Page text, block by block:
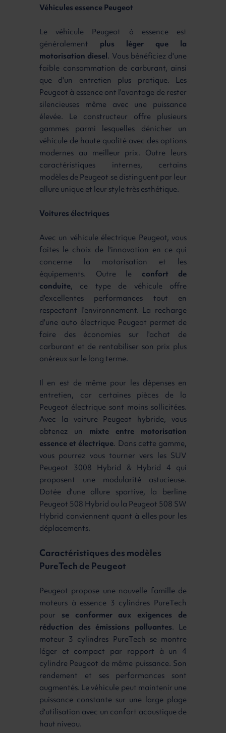
Véhicules essence Peugeot
Le véhicule Peugeot à essence est
généralement plus léger que la
motorisation diesel. Vous bénéficiez d'une
faible consommation de carburant, ainsi
que d'un entretien plus pratique. Les
Peugeot à essence ont l'avantage de rester
silencieuses même avec une puissance
élevée. Le constructeur offre plusieurs
gammes parmi lesquelles dénicher un
véhicule de haute qualité avec des options
modernes au meilleur prix. Outre leurs
caractéristiques internes, certains
modèles de Peugeot se distinguent par leur
allure unique et leur style très esthétique.
Voitures électriques
Avec un véhicule électrique Peugeot, vous
faites le choix de l'innovation en ce qui
concerne la motorisation et les
équipements. Outre le confort de
conduite, ce type de véhicule offre
d'excellentes performances tout en
respectant l'environnement. La recharge
d'une auto électrique Peugeot permet de
faire des économies sur l'achat de
carburant et de rentabiliser son prix plus
onéreux sur le long terme.
Il en est de même pour les dépenses en
entretien, car certaines pièces de la
Peugeot électrique sont moins sollicitées.
Avec la voiture Peugeot hybride, vous
obtenez un mixte entre motorisation
essence et électrique. Dans cette gamme,
vous pourrez vous tourner vers les SUV
Peugeot 3008 Hybrid & Hybrid 4 qui
proposent une modularité astucieuse.
Dotée d'une allure sportive, la berline
Peugeot 508 Hybrid ou la Peugeot 508 SW
Hybrid conviennent quant à elles pour les
déplacements.
Caractéristiques des modèles
PureTech de Peugeot
Peugeot propose une nouvelle famille de
moteurs à essence 3 cylindres PureTech
pour se conformer aux exigences de
réduction des émissions polluantes. Le
moteur 3 cylindres PureTech se montre
léger et compact par rapport à un 4
cylindre Peugeot de même puissance. Son
rendement et ses performances sont
augmentés. Le véhicule peut maintenir une
puissance constante sur une large plage
d'utilisation avec un confort acoustique de
haut niveau.